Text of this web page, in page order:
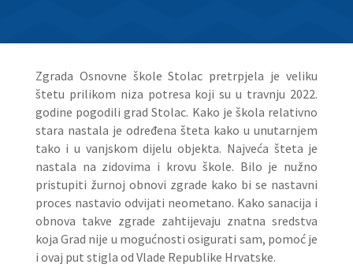
Zgrada Osnovne škole Stolac pretrpjela je veliku
štetu prilikom niza potresa koji su u travnju 2022.
godine pogodili grad Stolac. Kako je škola relativno
stara nastala je određena šteta kako u unutarnjem
tako i u vanjskom dijelu objekta. Najveća šteta je
nastala na zidovima i krovu škole. Bilo je nužno
pristupiti žurnoj obnovi zgrade kako bi se nastavni
proces nastavio odvijati neometano. Kako sanacija i
obnova takve zgrade zahtijevaju znatna sredstva
koja Grad nije u mogućnosti osigurati sam, pomoć je
i ovaj put stigla od Vlade Republike Hrvatske.